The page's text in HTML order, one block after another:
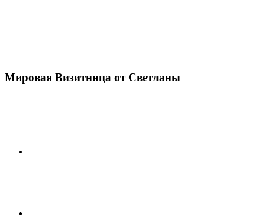
Мировая Визитница от Светланы